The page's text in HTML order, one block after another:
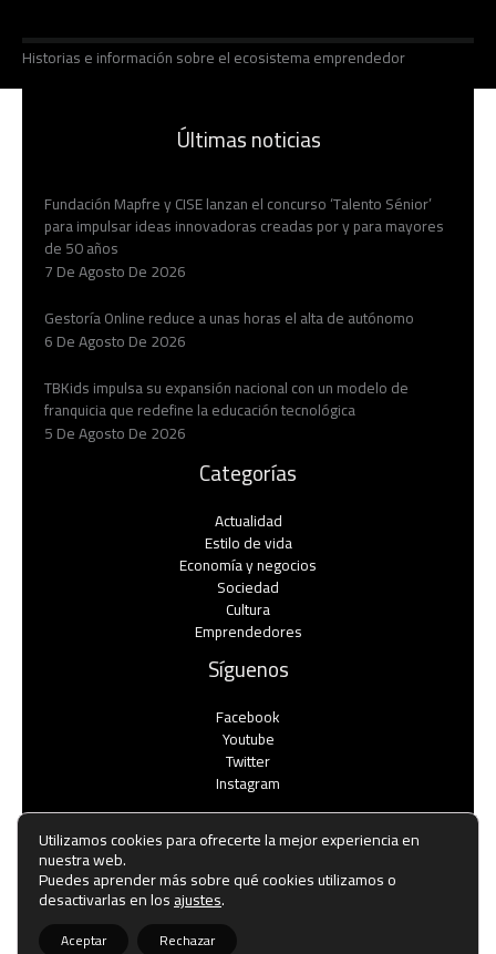
Historias e información sobre el ecosistema emprendedor
Últimas noticias
Fundación Mapfre y CISE lanzan el concurso ‘Talento Sénior’
para impulsar ideas innovadoras creadas por y para mayores
de 50 años
7 De Agosto De 2026
Gestoría Online reduce a unas horas el alta de autónomo
6 De Agosto De 2026
TBKids impulsa su expansión nacional con un modelo de
franquicia que redefine la educación tecnológica
5 De Agosto De 2026
Categorías
Actualidad
Estilo de vida
Economía y negocios​
Sociedad
Cultura
Emprendedores
Síguenos
Facebook
Youtube
Twitter
Instagram
Copyright © Todos los derechos reservados -
noticiasemprendedores.es
Utilizamos cookies para ofrecerte la mejor experiencia en
nuestra web.
Puedes aprender más sobre qué cookies utilizamos o
desactivarlas en losajustes.
Aceptar Rechazar